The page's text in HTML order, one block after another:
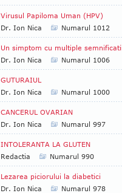
Virusul Papiloma Uman (HPV)
Dr. Ion Nica
Numarul 1012
Un simptom cu multiple
Dr. Ion Nica
Numarul 1006
GUTURAIUL
Dr. Ion Nica
Numarul 1000
CANCERUL OVARIAN
Dr. Ion Nica
Numarul 997
INTOLERANTA LA GLUTEN
Redactia
Numarul 990
Lezarea piciorului la diabetici
Dr. Ion Nica
Numarul 978